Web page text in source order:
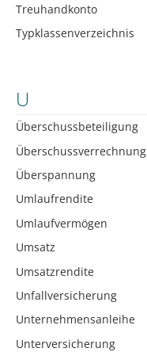
Treuhandkonto
Typklassenverzeichnis
U
Überschussbeteiligung
Überschussverrechnung
Überspannung
Umlaufrendite
Umlaufvermögen
Umsatz
Umsatzrendite
Unfallversicherung
Unternehmensanleihe
Unterversicherung